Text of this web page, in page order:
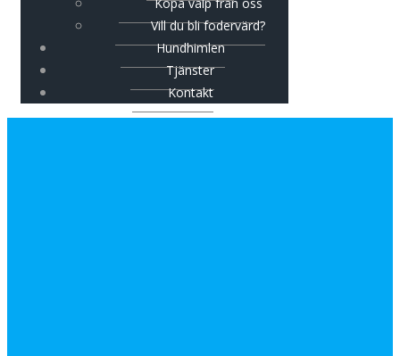
Vill du bli fodervärd?
Hundhimlen
Tjänster
Kontakt